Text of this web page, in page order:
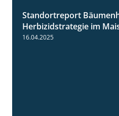
Standortreport
Herbizidstrategie im
16.04.2025